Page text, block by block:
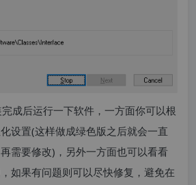
成后运行一下软件，一方面你可以根
设置(这样做成绿色版之后就会一直
需要修改)，另外一方面也可以看看
如果有问题则可以尽快修复，避免在